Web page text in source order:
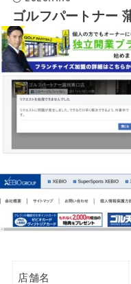
ゴルフパートナー
店舗名